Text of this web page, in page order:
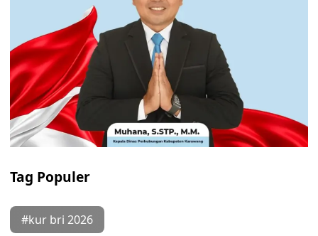
Tag Populer
#kur bri 2026